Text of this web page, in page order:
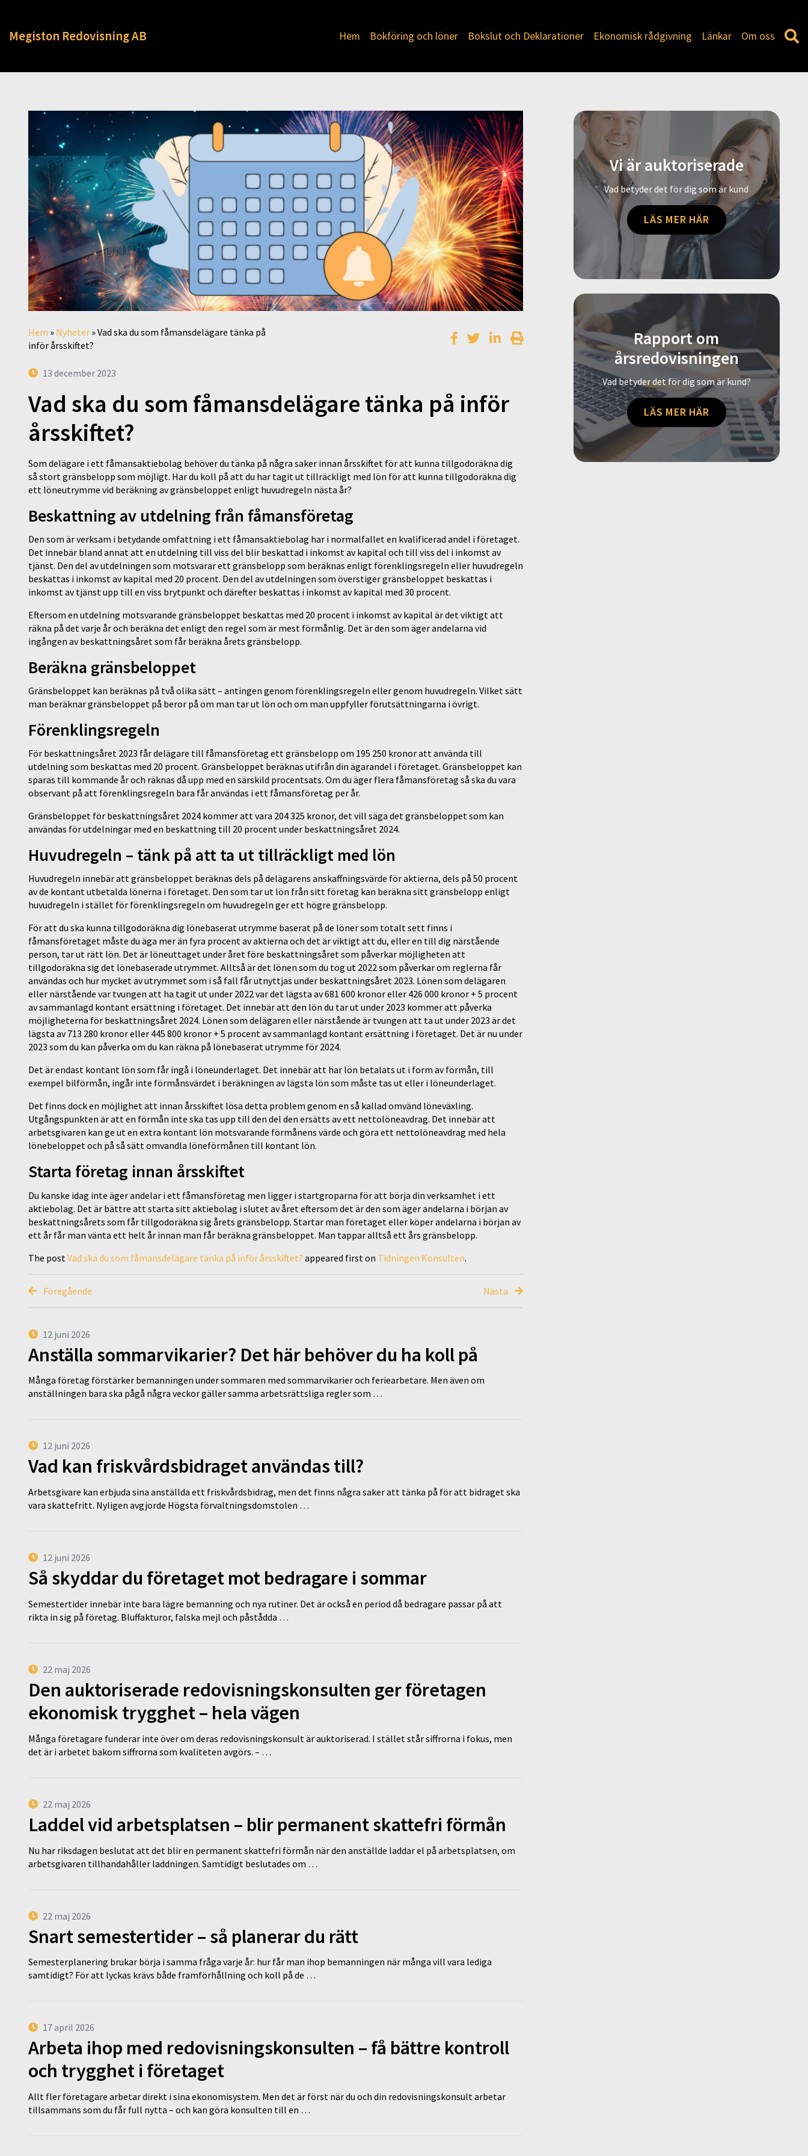
Megiston Redovisning AB Hem Bokföring och löner Bokslut och Deklarationer Ekonomisk rådgivning Länkar Om oss
Hem » Nyheter »Vad ska du som fåmansdelägare tänka på
inför årsskiftet?
13 december 2023
Vad ska du som fåmansdelägare tänka på inför
årsskiftet?
Som delägare i ett fåmansaktiebolag behöver du tänka på några saker innan årsskiftet för att kunna tillgodoräkna dig
så stort gränsbelopp som möjligt. Har du koll på att du har tagit ut tillräckligt med lön för att kunna tillgodoräkna dig
ett löneutrymme vid beräkning av gränsbeloppet enligt huvudregeln nästa år?
Beskattning av utdelning från fåmansföretag
Den som är verksam i betydande omfattning i ett fåmansaktiebolag har i normalfallet en kvalificerad andel i företaget.
Det innebär bland annat att en utdelning till viss del blir beskattad i inkomst av kapital och till viss del i inkomst av
tjänst. Den del av utdelningen som motsvarar ett gränsbelopp som beräknas enligt förenklingsregeln eller huvudregeln
beskattas i inkomst av kapital med 20 procent. Den del av utdelningen som överstiger gränsbeloppet beskattas i
inkomst av tjänst upp till en viss brytpunkt och därefter beskattas i inkomst av kapital med 30 procent.
Eftersom en utdelning motsvarande gränsbeloppet beskattas med 20 procent i inkomst av kapital är det viktigt att
räkna på det varje år och beräkna det enligt den regel som är mest förmånlig. Det är den som äger andelarna vid
ingången av beskattningsåret som får beräkna årets gränsbelopp.
Beräkna gränsbeloppet
Gränsbeloppet kan beräknas på två olika sätt – antingen genom förenklingsregeln eller genom huvudregeln. Vilket sätt
man beräknar gränsbeloppet på beror på om man tar ut lön och om man uppfyller förutsättningarna i övrigt.
Förenklingsregeln
För beskattningsåret 2023 får delägare till fåmansföretag ett gränsbelopp om 195 250 kronor att använda till
utdelning som beskattas med 20 procent. Gränsbeloppet beräknas utifrån din ägarandel i företaget. Gränsbeloppet kan
sparas till kommande år och räknas då upp med en särskild procentsats. Om du äger flera fåmansföretag så ska du vara
observant på att förenklingsregeln bara får användas i ett fåmansföretag per år.
Gränsbeloppet för beskattningsåret 2024 kommer att vara 204 325 kronor, det vill säga det gränsbeloppet som kan
användas för utdelningar med en beskattning till 20 procent under beskattningsåret 2024.
Huvudregeln – tänk på att ta ut tillräckligt med lön
Huvudregeln innebär att gränsbeloppet beräknas dels på delägarens anskaffningsvärde för aktierna, dels på 50 procent
av de kontant utbetalda lönerna i företaget. Den som tar ut lön från sitt företag kan beräkna sitt gränsbelopp enligt
huvudregeln i stället för förenklingsregeln om huvudregeln ger ett högre gränsbelopp.
För att du ska kunna tillgodoräkna dig lönebaserat utrymme baserat på de löner som totalt sett finns i
fåmansföretaget måste du äga mer än fyra procent av aktierna och det är viktigt att du, eller en till dig närstående
person, tar ut rätt lön. Det är löneuttaget under året före beskattningsåret som påverkar möjligheten att
tillgodoräkna sig det lönebaserade utrymmet. Alltså är det lönen som du tog ut 2022 som påverkar om reglerna får
användas och hur mycket av utrymmet som i så fall får utnyttjas under beskattningsåret 2023. Lönen som delägaren
eller närstående var tvungen att ha tagit ut under 2022 var det lägsta av 681 600 kronor eller 426 000 kronor + 5 procent
av sammanlagd kontant ersättning i företaget. Det innebär att den lön du tar ut under 2023 kommer att påverka
möjligheterna för beskattningsåret 2024. Lönen som delägaren eller närstående är tvungen att ta ut under 2023 är det
lägsta av 713 280 kronor eller 445 800 kronor + 5 procent av sammanlagd kontant ersättning i företaget. Det är nu under
2023 som du kan påverka om du kan räkna på lönebaserat utrymme för 2024.
Det är endast kontant lön som får ingå i löneunderlaget. Det innebär att har lön betalats ut i form av förmån, till
exempel bilförmån, ingår inte förmånsvärdet i beräkningen av lägsta lön som måste tas ut eller i löneunderlaget.
Det finns dock en möjlighet att innan årsskiftet lösa detta problem genom en så kallad omvänd löneväxling.
Utgångspunkten är att en förmån inte ska tas upp till den del den ersätts av ett nettolöneavdrag. Det innebär att
arbetsgivaren kan ge ut en extra kontant lön motsvarande förmånens värde och göra ett nettolöneavdrag med hela
lönebeloppet och på så sätt omvandla löneförmånen till kontant lön.
Starta företag innan årsskiftet
Du kanske idag inte äger andelar i ett fåmansföretag men ligger i startgroparna för att börja din verksamhet i ett
aktiebolag. Det är bättre att starta sitt aktiebolag i slutet av året eftersom det är den som äger andelarna i början av
beskattningsårets som får tillgodoräkna sig årets gränsbelopp. Startar man företaget eller köper andelarna i början av
ett år får man vänta ett helt år innan man får beräkna gränsbeloppet. Man tappar alltså ett års gränsbelopp.
The post Vad ska du som fåmansdelägare tänka på inför årsskiftet? appeared first on Tidningen Konsulten.
Föregående Nästa
12 juni 2026
Anställa sommarvikarier? Det här behöver du ha koll på
Många företag förstärker bemanningen under sommaren med sommarvikarier och feriearbetare. Men även om
anställningen bara ska pågå några veckor gäller samma arbetsrättsliga regler som …
12 juni 2026
Vad kan friskvårdsbidraget användas till?
Arbetsgivare kan erbjuda sina anställda ett friskvårdsbidrag, men det finns några saker att tänka på för att bidraget ska
vara skattefritt. Nyligen avgjorde Högsta förvaltningsdomstolen …
12 juni 2026
Så skyddar du företaget mot bedragare i sommar
Semestertider innebär inte bara lägre bemanning och nya rutiner. Det är också en period då bedragare passar på att
rikta in sig på företag. Bluffakturor, falska mejl och påstådda …
22 maj 2026
Den auktoriserade redovisningskonsulten ger företagen
ekonomisk trygghet – hela vägen
Många företagare funderar inte över om deras redovisningskonsult är auktoriserad. I stället står siffrorna i fokus, men
det är i arbetet bakom siffrorna som kvaliteten avgörs. – …
22 maj 2026
Laddel vid arbetsplatsen – blir permanent skattefri förmån
Nu har riksdagen beslutat att det blir en permanent skattefri förmån när den anställde laddar el på arbetsplatsen, om
arbetsgivaren tillhandahåller laddningen. Samtidigt beslutades om …
22 maj 2026
Snart semestertider – så planerar du rätt
Semesterplanering brukar börja i samma fråga varje år: hur får man ihop bemanningen när många vill vara lediga
samtidigt? För att lyckas krävs både framförhållning och koll på de …
17 april 2026
Arbeta ihop med redovisningskonsulten – få bättre kontroll
och trygghet i företaget
Allt fler företagare arbetar direkt i sina ekonomisystem. Men det är först när du och din redovisningskonsult arbetar
tillsammans som du får full nytta – och kan göra konsulten till en …
Vi är auktoriserade
Vad betyder det för dig som är kund
LÄS MER HÄR
Rapport om
årsredovisningen
Vad betyder det för dig som är kund?
LÄS MER HÄR